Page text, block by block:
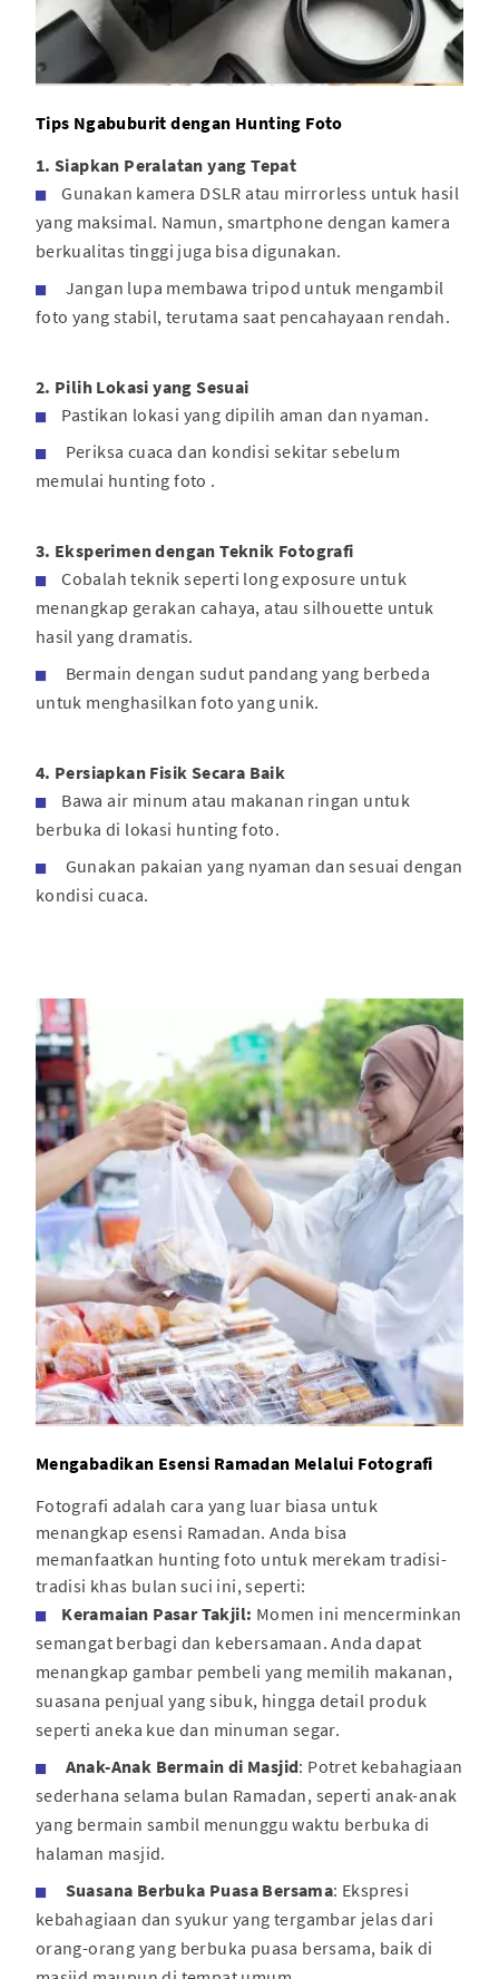
Tips Ngabuburit dengan Hunting Foto
1. Siapkan Peralatan yang Tepat
Gunakan kamera DSLR atau mirrorless untuk hasil
yang maksimal. Namun, smartphone dengan kamera
berkualitas tinggi juga bisa digunakan.
Jangan lupa membawa tripod untuk mengambil
foto yang stabil, terutama saat pencahayaan rendah.
2. Pilih Lokasi yang Sesuai
Pastikan lokasi yang dipilih aman dan nyaman.
Periksa cuaca dan kondisi sekitar sebelum
memulai hunting foto .
3. Eksperimen dengan Teknik Fotografi
Cobalah teknik seperti long exposure untuk
menangkap gerakan cahaya, atau silhouette untuk
hasil yang dramatis.
Bermain dengan sudut pandang yang berbeda
untuk menghasilkan foto yang unik.
4. Persiapkan Fisik Secara Baik
Bawa air minum atau makanan ringan untuk
berbuka di lokasi hunting foto.
Gunakan pakaian yang nyaman dan sesuai dengan
kondisi cuaca.
Mengabadikan Esensi Ramadan Melalui Fotografi
Fotografi adalah cara yang luar biasa untuk
menangkap esensi Ramadan. Anda bisa
memanfaatkan hunting foto untuk merekam tradisi-
tradisi khas bulan suci ini, seperti:
Keramaian Pasar Takjil: Momen ini mencerminkan
semangat berbagi dan kebersamaan. Anda dapat
menangkap gambar pembeli yang memilih makanan,
suasana penjual yang sibuk, hingga detail produk
seperti aneka kue dan minuman segar.
Anak-Anak Bermain di Masjid: Potret kebahagiaan
sederhana selama bulan Ramadan, seperti anak-anak
yang bermain sambil menunggu waktu berbuka di
halaman masjid.
Suasana Berbuka Puasa Bersama: Ekspresi
kebahagiaan dan syukur yang tergambar jelas dari
orang-orang yang berbuka puasa bersama, baik di